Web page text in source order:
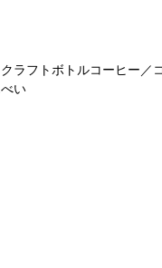
ラフトボトルコーヒー／
い